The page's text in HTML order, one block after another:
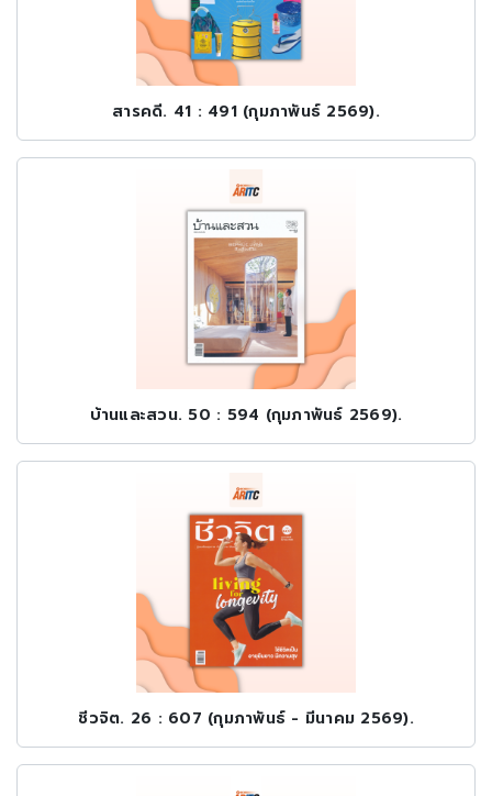
สารคดี. 41 : 491 (กุมภาพันธ์ 2569).
บ้านและสวน. 50 : 594 (กุมภาพันธ์ 2569).
ชีวจิต. 26 : 607 (กุมภาพันธ์ - มีนาคม 2569).